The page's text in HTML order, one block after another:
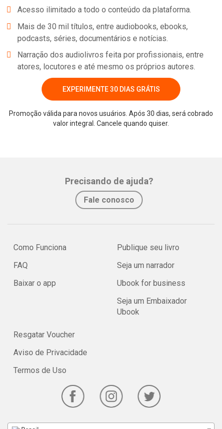
Acesso ilimitado a todo o conteúdo da plataforma.
Mais de 30 mil títulos, entre audiobooks, ebooks,
podcasts, séries, documentários e notícias.
Narração dos audiolivros feita por profissionais, entre
atores, locutores e até mesmo os próprios autores.
EXPERIMENTE 30 DIAS GRÁTIS
Promoção válida para novos usuários. Após 30 dias, será cobrado
valor integral. Cancele quando quiser.
Precisando de ajuda?
Fale conosco
Como Funciona
FAQ
Baixar o app
Publique seu livro
Seja um narrador
Ubook for business
Seja um Embaixador
Ubook
Resgatar Voucher
Aviso de Privacidade
Termos de Uso
Whatsapp Facebook Twitter